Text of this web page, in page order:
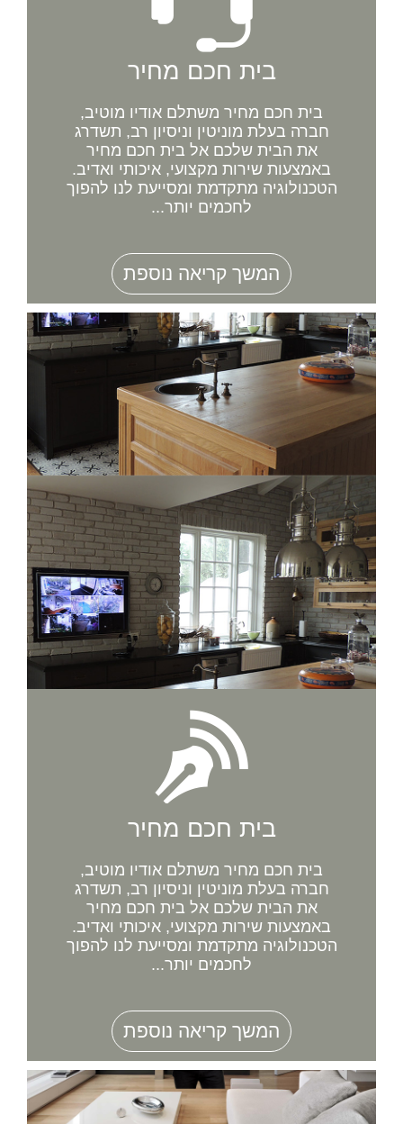
בית חכם מחיר
בית חכם מחיר משתלם אודיו מוטיב,
חברה בעלת מוניטין וניסיון רב, תשדרג
את הבית שלכם אל בית חכם מחיר
באמצעות שירות מקצועי, איכותי ואדיב.
הטכנולוגיה מתקדמת ומסייעת לנו להפוך
לחכמים יותר...
המשך קריאה נוספת
בית חכם מחיר
בית חכם מחיר משתלם אודיו מוטיב,
חברה בעלת מוניטין וניסיון רב, תשדרג
את הבית שלכם אל בית חכם מחיר
באמצעות שירות מקצועי, איכותי ואדיב.
הטכנולוגיה מתקדמת ומסייעת לנו להפוך
לחכמים יותר...
המשך קריאה נוספת